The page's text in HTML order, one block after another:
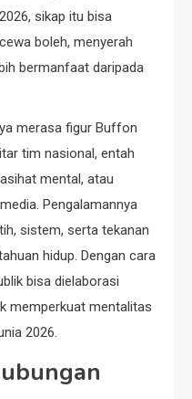
sikap itu bisa
boleh, menyerah
bermanfaat daripada
merasa figur Buffon
tim nasional, entah
mental, atau
Pengalamannya
sistem, serta tekanan
hidup. Dengan cara
bisa dielaborasi
memperkuat mentalitas
2026.